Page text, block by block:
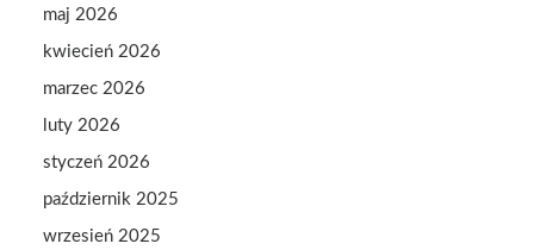
maj 2026
kwiecień 2026
marzec 2026
luty 2026
styczeń 2026
październik 2025
wrzesień 2025